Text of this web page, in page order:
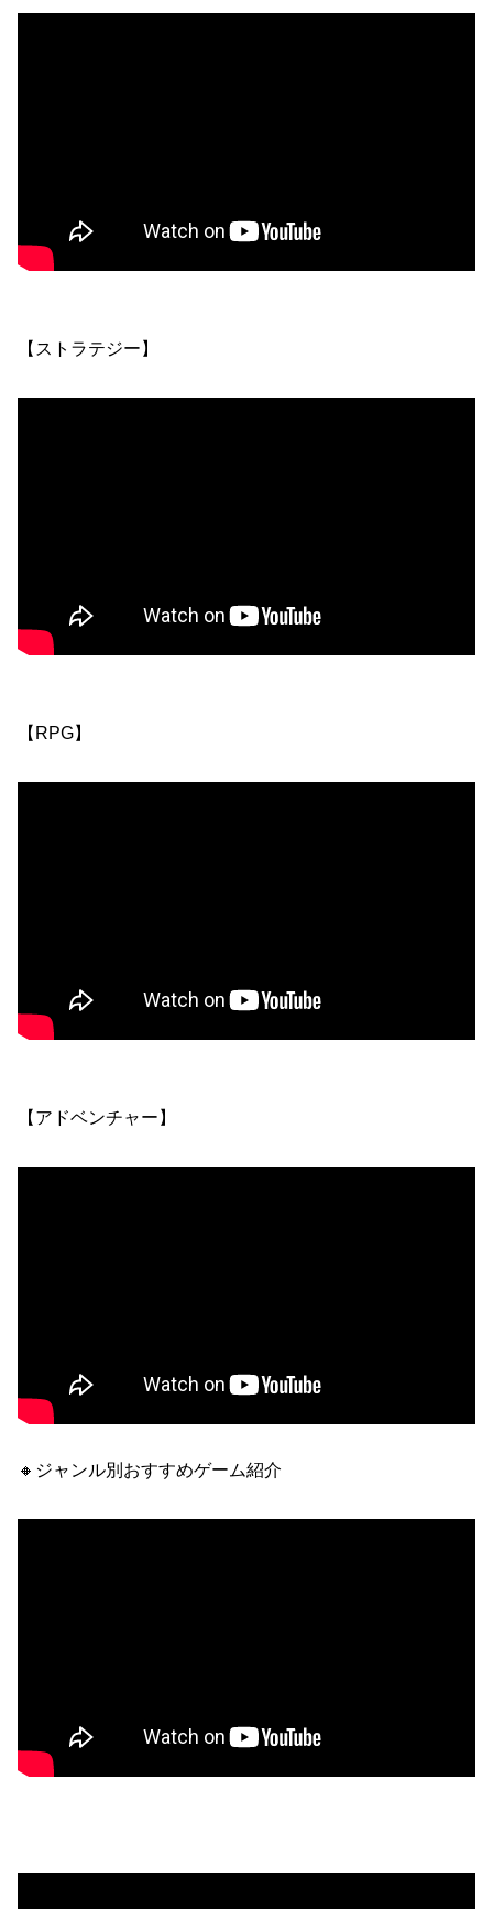
【ストラテジー】
【RPG】
【アドベンチャー】
🔸ジャンル別おすすめゲーム紹介